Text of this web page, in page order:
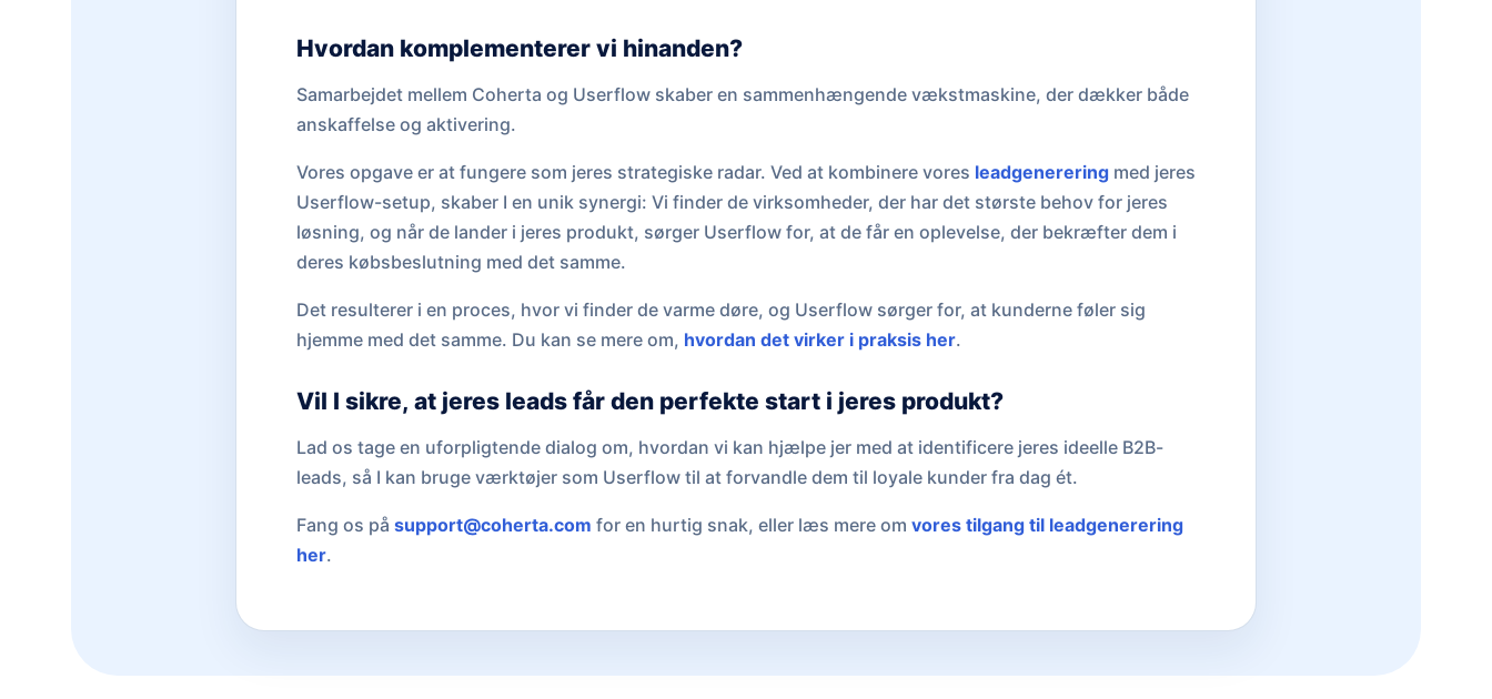
Hvordan komplementerer vi hinanden?
Samarbejdet mellem Coherta og Userflow skaber en sammenhængende vækstmaskine, der dækker både
anskaffelse og aktivering.
Vores opgave er at fungere som jeres strategiske radar. Ved at kombinere vores leadgenereringmed jeres
Userflow-setup, skaber I en unik synergi: Vi finder de virksomheder, der har det største behov for jeres
løsning, og når de lander i jeres produkt, sørger Userflow for, at de får en oplevelse, der bekræfter dem i
deres købsbeslutning med det samme.
Det resulterer i en proces, hvor vi finder de varme døre, og Userflow sørger for, at kunderne føler sig
hjemme med det samme. Du kan se mere om, hvordan det virker i praksis her.
Vil I sikre, at jeres leads får den perfekte start i jeres produkt?
Lad os tage en uforpligtende dialog om, hvordan vi kan hjælpe jer med at identificere jeres ideelle B2B-
leads, så I kan bruge værktøjer som Userflow til at forvandle dem til loyale kunder fra dag ét.
Fang os på support@coherta.com for en hurtig snak, eller læs mere om vores tilgang til leadgenerering
her.